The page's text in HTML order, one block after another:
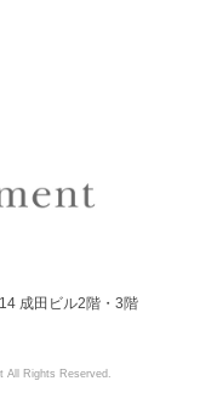
成田ビル2階・3階
All Rights Reserved.